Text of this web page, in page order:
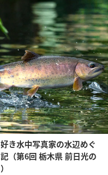
き水中写真家の水辺めぐ
（第6回 栃木県 前日光の